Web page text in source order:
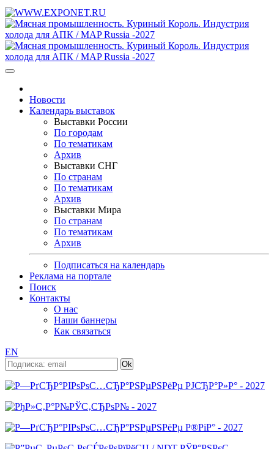
Новости
Календарь выставок
Выставки России
По городам
По тематикам
Архив
Выставки СНГ
По странам
По тематикам
Архив
Выставки Мира
По странам
По тематикам
Архив
Подписаться на календарь
Реклама на портале
Поиск
Контакты
О нас
Наши баннеры
Как связаться
EN